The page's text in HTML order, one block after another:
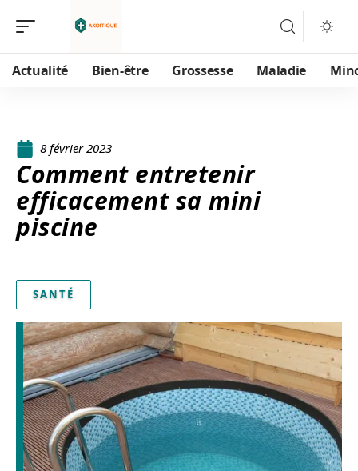
Actualité Bien-être Grossesse Maladie
8 février 2023
Comment entretenir
efficacement sa mini
piscine
SANTÉ